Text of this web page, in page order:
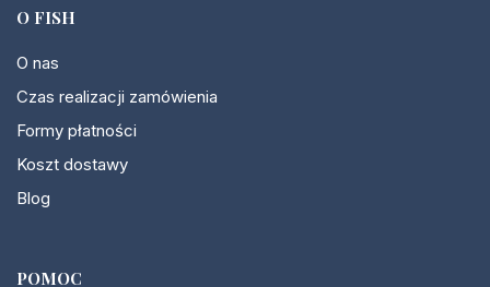
O FISH
O nas
Czas realizacji zamówienia
Formy płatności
Koszt dostawy
Blog
POMOC